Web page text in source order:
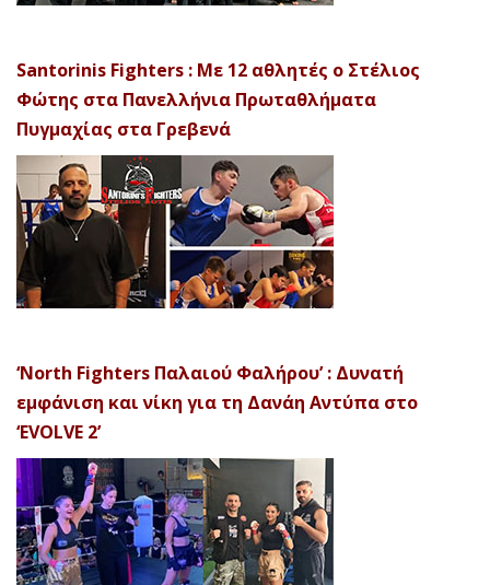
Santorinis Fighters : Με 12 αθλητές ο Στέλιος
Φώτης στα Πανελλήνια Πρωταθλήματα
Πυγμαχίας στα Γρεβενά
‘North Fighters Παλαιού Φαλήρου’ : Δυνατή
εμφάνιση και νίκη για τη Δανάη Αντύπα στο
‘EVOLVE 2’